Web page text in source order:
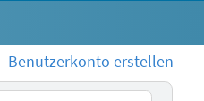
Benutzerkonto erstellen